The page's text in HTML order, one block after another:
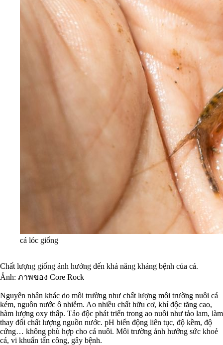
cá lóc giống
Chất lượng giống ảnh hưởng đến khả năng kháng bệnh của cá.
Ảnh: ภาพของ Core Rock
Nguyên nhân khác do môi trường như chất lượng môi trường nuôi cá
kém, nguồn nước ô nhiễm. Ao nhiều chất hữu cơ, khí độc tăng cao,
hàm lượng oxy thấp. Tảo độc phát triển trong ao nuôi như tảo lam, làm
thay đổi chất lượng nguồn nước. pH biến động liên tục, độ kềm, độ
cứng… không phù hợp cho cá nuôi. Môi trường ảnh hưởng sức khoẻ
cá, vi khuẩn tấn công, gây bệnh.